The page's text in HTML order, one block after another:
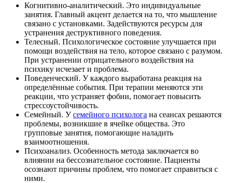
Когнитивно-аналитический. Это индивидуальные
занятия. Главный акцент делается на то, что мышление
связано с установками. Задействуются ресурсы для
устранения деструктивного поведения.
Телесный. Психологическое состояние улучшается при
помощи воздействия на тело, которое связано с разумом.
При устранении отрицательного воздействия на
психику исчезает и проблема.
Поведенческий. У каждого выработана реакция на
определённые события. При терапии меняются эти
реакции, что устраняет фобии, помогает повысить
стрессоустойчивость.
Семейный. Усемейного психолога на сеансах решаются
проблемы, возникшие в ячейке общества. Это
групповые занятия, помогающие наладить
взаимоотношения.
Психоанализ. Особенность метода заключается во
влиянии на бессознательное состояние. Пациенты
осознают причины проблем, что помогает справиться с
ними.